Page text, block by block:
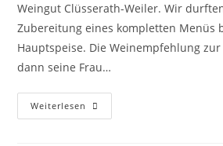
Weingut Clüsserath-Weiler. Wir
Zubereitung eines kompletten Menüs
Hauptspeise. Die Weinempfehlung
dann seine Frau…
Weiterlesen